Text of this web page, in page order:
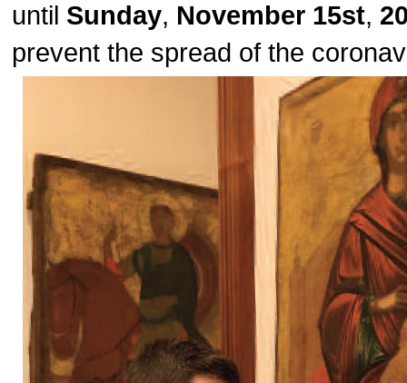
until Sunday, November 15st,
prevent the spread of the